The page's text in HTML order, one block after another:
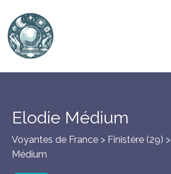
Elodie Médium
Voyantes de France > Finistère (29) >
Médium